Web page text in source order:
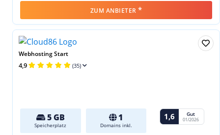
ZUM ANBIETER *
Webhosting Start
4,9 (35)
5 GB
Speicherplatz
1
Domains inkl.
1,6 Gut
01/2026